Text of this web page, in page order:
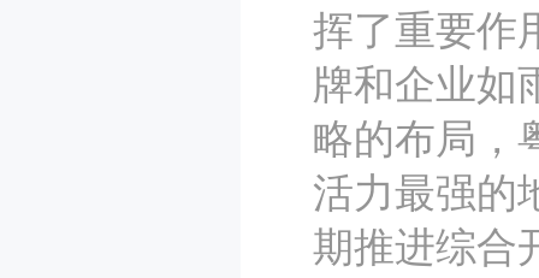
挥了重要作
牌和企业如
略的布局，
活力最强的
期推进综合